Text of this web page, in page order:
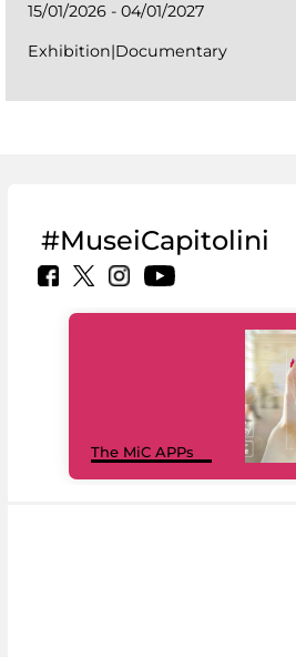
15/01/2026 - 04/01/2027
Exhibition|Documentary
#MuseiCapitolini
The MiC APPs